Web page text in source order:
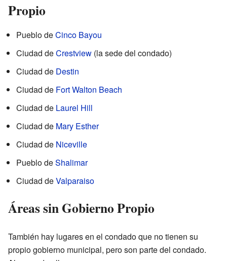
Propio
Pueblo deCinco Bayou
Ciudad deCrestview (la sede del condado)
Ciudad de Destin
Ciudad de Fort Walton Beach
Ciudad de Laurel Hill
Ciudad de Mary Esther
Ciudad de Niceville
Pueblo deShalimar
Ciudad deValparaiso
Áreas sin Gobierno Propio
También hay lugares en el condado que no tienen su
propio gobierno municipal, pero son parte del condado.